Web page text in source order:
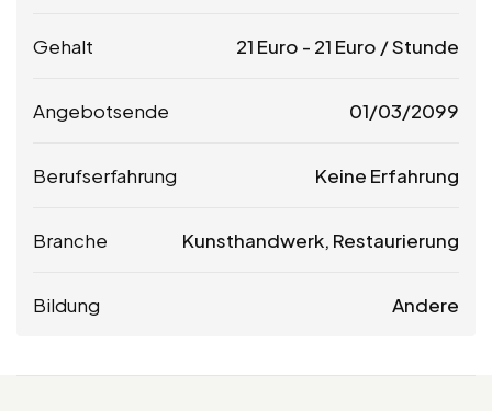
Gehalt 21 Euro - 21 Euro / Stunde
Angebotsende 01/03/2099
Berufserfahrung Keine Erfahrung
Branche Kunsthandwerk, Restaurierung
Bildung Andere